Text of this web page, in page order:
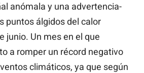
anómala y una advertencia-
puntos álgidos del calor
junio. Un mes en el que
a romper un récord negativo
climáticos, ya que según